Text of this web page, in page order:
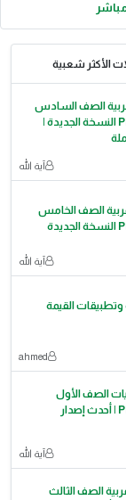
الأكثر شعبية
الصف السادس
الابتدائي الترم الأول 2027 PDF النسخة الجديدة |
آية الله
الصف الخامس
آية الله
وتطبيقات القيمة
ahmed
الصف الأول
الابتدائي الترم الأول 2027 PDF | أحدث إصدار
آية الله
الصف الثالث